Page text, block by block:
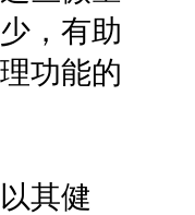
，有助
功能的
其健